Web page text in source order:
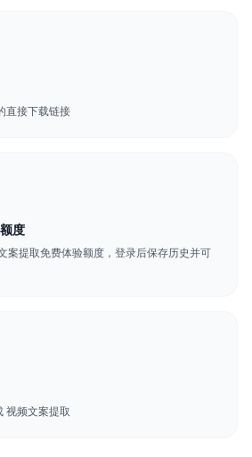
直接下载链接
度
案提取免费体验额度，登录后保存历史并可
视频文案提取